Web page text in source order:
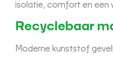
isolatie, comfort en een
Recyclebaar
Moderne kunststof